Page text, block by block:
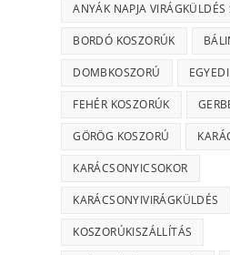
ANYÁK NAPJA
BORDÓ KOSZORÚK
DOMBKOSZORÚ
FEHÉR KOSZORÚK
GÖRÖG KOSZORÚ
KARÁCSONYICSOKOR
KARÁCSONYIVIRÁGKÜLDÉS
KOSZORÚKISZÁLLÍTÁS